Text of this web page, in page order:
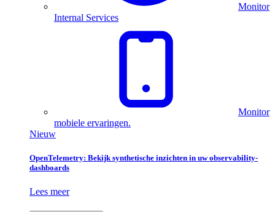
Monitor
Internal Services
Monitor
mobiele ervaringen.
Nieuw
OpenTelemetry: Bekijk synthetische inzichten in uw observability-
dashboards
Lees meer